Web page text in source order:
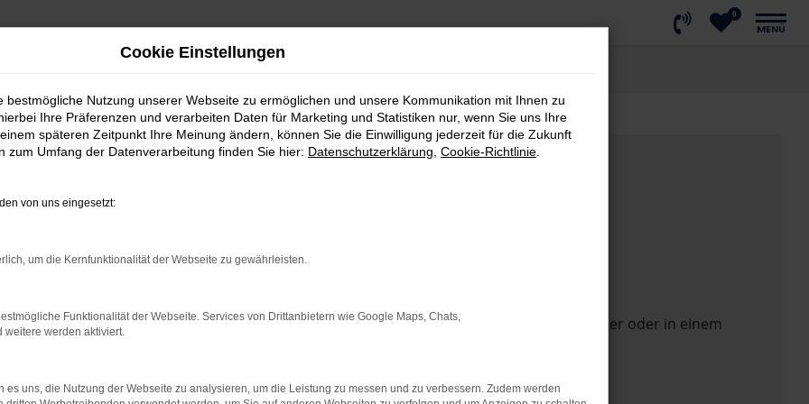
0
MENÜ
das Laden bestimmter Seiten verhindern. Funktioniert die Seite in einem anderen Browser oder in einem
zu beheben.
Cookie Einstellungen
bestmögliche Nutzung unserer Webseite zu ermöglichen und unsere Kommunikation mit Ihnen zu
Ihre Präferenzen und verarbeiten Daten für Marketing und Statistiken nur, wenn Sie uns Ihre
späteren Zeitpunkt Ihre Meinung ändern, können Sie die Einwilligung jederzeit für die Zukunft
zum Umfang der Datenverarbeitung finden Sie hier: Datenschutzerklärung Cookie-Richtlinie
von uns eingesetzt:
um die Kernfunktionalität der Webseite zu gewährleisten.
Funktionalität der Webseite. Services von Drittanbietern wie Google Maps, Chats,
weitere werden aktiviert.
es uns, die Nutzung der Webseite zu analysieren, um die Leistung zu messen und zu verbessern. Zudem werden